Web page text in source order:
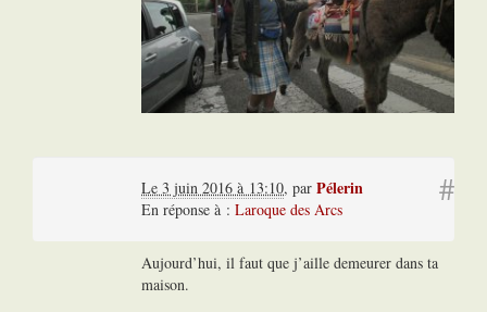
#
Le 3 juin 2016 à 13:10, par Pélerin
En réponse à : Laroque des Arcs
Aujourd’hui, il faut que j’aille demeurer dans ta
maison.